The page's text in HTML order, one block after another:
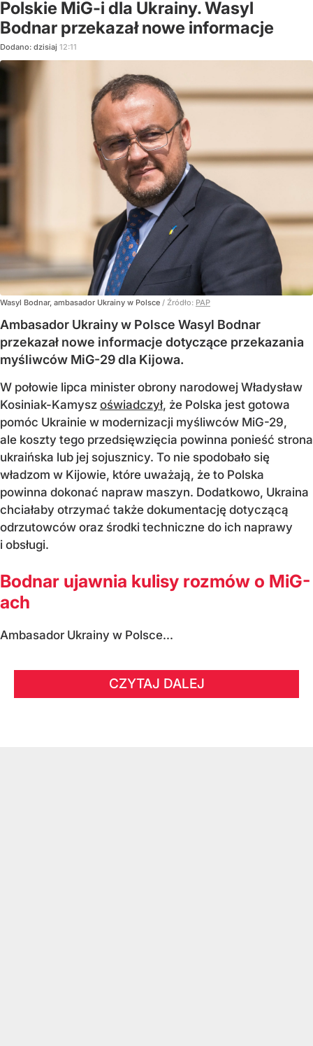
Polskie MiG-i dla Ukrainy. Wasyl
Bodnar przekazał nowe informacje
Dodano: dzisiaj 12:11
Wasyl Bodnar, ambasador Ukrainy w Polsce / Źródło: PAP
Ambasador Ukrainy w Polsce Wasyl Bodnar
przekazał nowe informacje dotyczące przekazania
myśliwców MiG-29 dla Kijowa.
W połowie lipca minister obrony narodowej Władysław
Kosiniak-Kamysz oświadczył, że Polska jest gotowa
pomóc Ukrainie w modernizacji myśliwców MiG-29,
ale koszty tego przedsięwzięcia powinna ponieść strona
ukraińska lub jej sojusznicy. To nie spodobało się
władzom w Kijowie, które uważają, że to Polska
powinna dokonać napraw maszyn. Dodatkowo, Ukraina
chciałaby otrzymać także dokumentację dotyczącą
odrzutowców oraz środki techniczne do ich naprawy
i obsługi.
Bodnar ujawnia kulisy rozmów o MiG-
ach
Ambasador Ukrainy w Polsce...
CZYTAJ DALEJ